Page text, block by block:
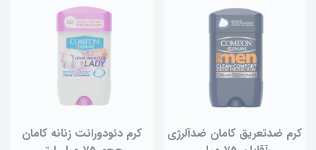
کرم ضدتعریق کامان ضدآلرژی
کرم دئودورانت زنانه کامان